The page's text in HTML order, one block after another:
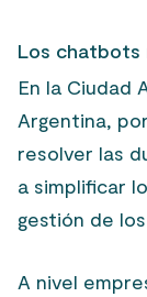
Los chatbots
En la Ciudad
Argentina,
resolver las
a simplificar
gestión de
A nivel